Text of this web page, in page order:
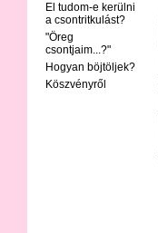
El tudom-e kerülni
a csontritkulást?
"Öreg
csontjaim...?"
Hogyan böjtöljek?
Köszvényről